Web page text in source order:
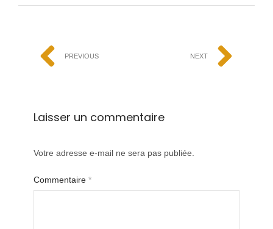
PREVIOUS NEXT
Laisser un commentaire
Votre adresse e-mail ne sera pas publiée.
Commentaire *